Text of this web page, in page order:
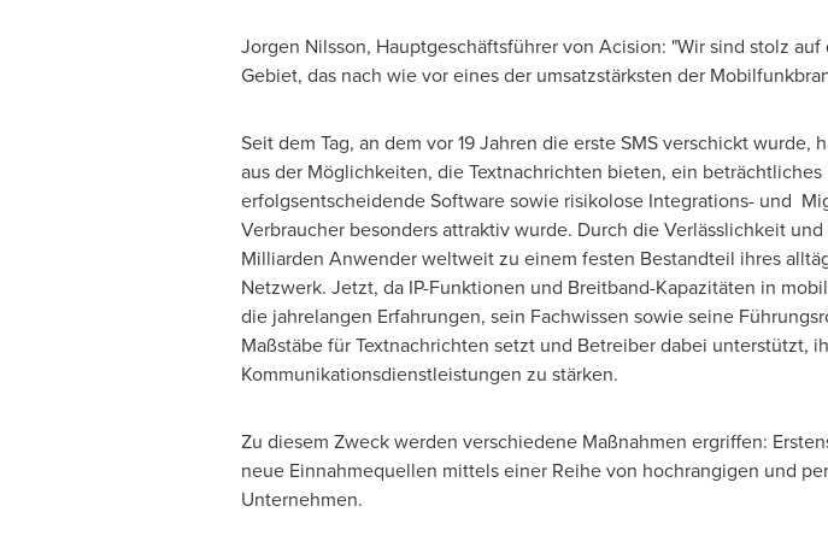
Jorgen Nilsson, Hauptgeschäftsführer von Acision: "Wir sind stolz
Gebiet, das nach wie vor eines der umsatzstärksten der
Seit dem Tag, an dem vor 19 Jahren die erste SMS verschickt
aus der Möglichkeiten, die Textnachrichten bieten, ein
erfolgsentscheidende Software sowie risikolose Integrations- und
Verbraucher besonders attraktiv wurde. Durch die Verlässlichkeit
Milliarden Anwender weltweit zu einem festen Bestandteil ihres
Netzwerk. Jetzt, da IP-Funktionen und Breitband-Kapazitäten in
die jahrelangen Erfahrungen, sein Fachwissen sowie seine
Maßstäbe für Textnachrichten setzt und Betreiber dabei unterstützt,
Kommunikationsdienstleistungen zu stärken.
Zu diesem Zweck werden verschiedene Maßnahmen ergriffen:
neue Einnahmequellen mittels einer Reihe von hochrangigen und
Unternehmen.